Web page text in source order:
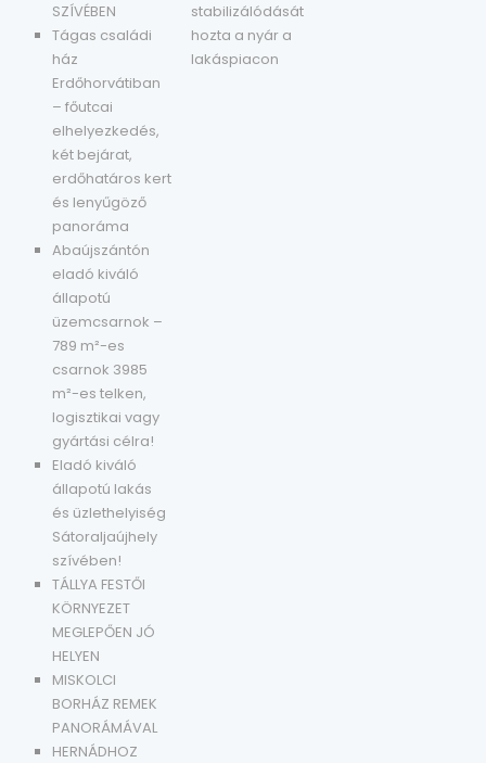
SZÍVÉBEN
Tágas családi
ház
Erdőhorvátiban
– főutcai
elhelyezkedés,
két bejárat,
erdőhatáros kert
és lenyűgöző
panoráma
Abaújszántón
eladó kiváló
állapotú
üzemcsarnok –
789 m²-es
csarnok 3985
m²-es telken,
logisztikai vagy
gyártási célra!
Eladó kiváló
állapotú lakás
és üzlethelyiség
Sátoraljaújhely
szívében!
TÁLLYA FESTŐI
KÖRNYEZET
MEGLEPŐEN JÓ
HELYEN
MISKOLCI
BORHÁZ REMEK
PANORÁMÁVAL
HERNÁDHOZ
stabilizálódását
hozta a nyár a
lakáspiacon